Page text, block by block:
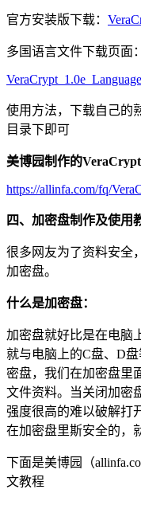
官方安装版下载：
多国语言文件下载页面：
使用方法，下载自己的
目录下即可
美博园制作的
https://allinfa.com/fq/
四、加密盘制作及使用
很多网友为了资料安全
加密盘。
什么是加密盘：
加密盘就好比是在电脑
就与电脑上的C盘、D
密盘，我们在加密盘里
文件资料。当关闭加密
强度很高的难以破解打
在加密盘里斯安全的，
下面是美博园（
文教程